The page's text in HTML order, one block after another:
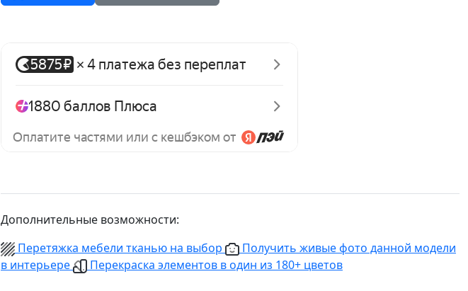
Дополнительные возможности:
Перетяжка мебели тканью на выбор
Получить живые фото данной модели
в интерьере
Перекраска элементов в один из 180+ цветов